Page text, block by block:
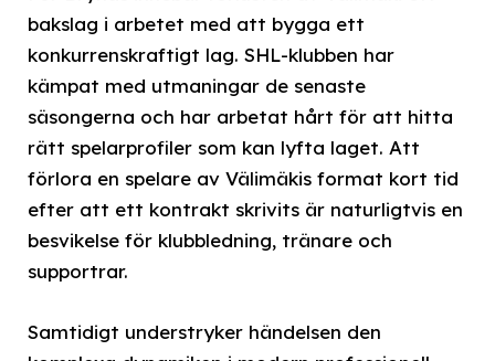
bakslag i arbetet med att bygga ett
konkurrenskraftigt lag. SHL-klubben har
kämpat med utmaningar de senaste
säsongerna och har arbetat hårt för att hitta
rätt spelarprofiler som kan lyfta laget. Att
förlora en spelare av Välimäkis format kort tid
efter att ett kontrakt skrivits är naturligtvis en
besvikelse för klubbledning, tränare och
supportrar.
Samtidigt understryker händelsen den